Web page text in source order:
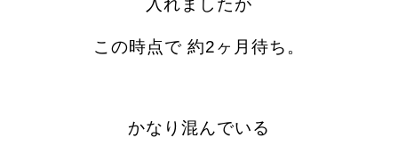
入れましたが
この時点で 約2ヶ月待ち。
かなり混んでいる